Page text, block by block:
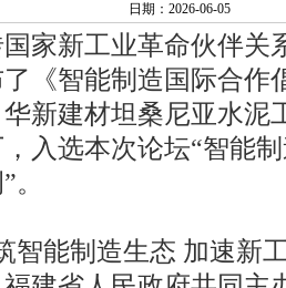
日期：2026-06-05
家新工业革命伙伴关
《智能制造国际合作
新建材坦桑尼亚水泥
入选本次论坛“智能
能制造生态 加速新